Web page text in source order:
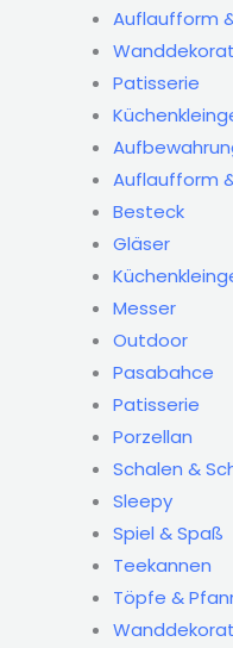
Auflaufform
Patisserie
Auflaufform
Besteck
Gläser
Messer
Outdoor
Pasabahce
Patisserie
Porzellan
Schalen &
Sleepy
Spiel & Spaß
Teekannen
Töpfe &